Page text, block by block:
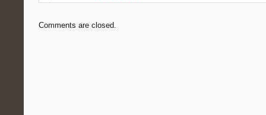
Comments are closed.